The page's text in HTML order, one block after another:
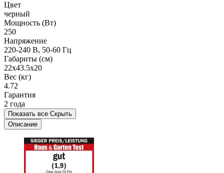
Цвет
черный
Мощность (Вт)
250
Напряжение
220-240 В, 50-60 Гц
Габариты (см)
22x43.5x20
Вес (кг)
4.72
Гарантия
2 года
Показать все Скрыть
Описание